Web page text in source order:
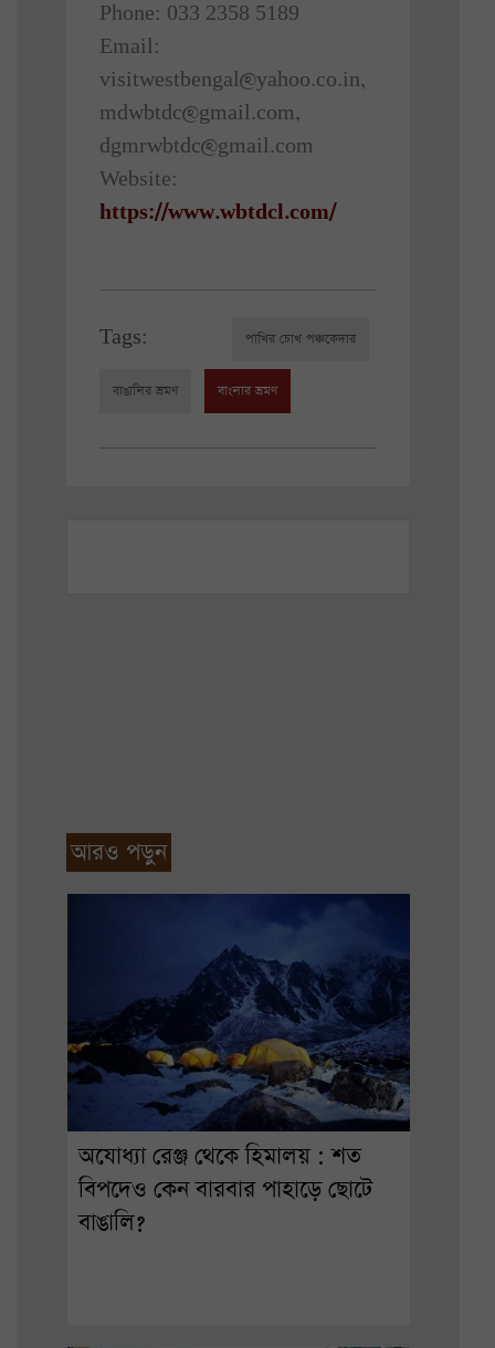
Phone: 033 2358 5189
Email:
visitwestbengal@yahoo.co.in,
mdwbtdc@gmail.com,
dgmrwbtdc@gmail.com
Website:
https://www.wbtdcl.com/
Tags: পাখির চোখ পঞ্চকেদার
বাঙালির ভ্রমণ বাংলার ভ্রমণ
আরও পড়ুন
অযোধ্যা রেঞ্জ থেকে হিমালয় : শত
বিপদেও কেন বারবার পাহাড়ে ছোটে
বাঙালি?